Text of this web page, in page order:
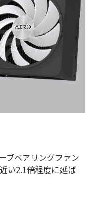
ブベアリングファン
い2.1倍程度に延ば